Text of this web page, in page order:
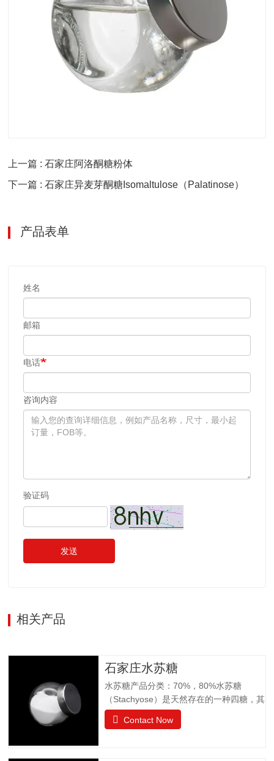
上一篇 : 石家庄阿洛酮糖粉体
下一篇 : 石家庄异麦芽酮糖Isomaltulose（Palatinose）
产品表单
姓名
邮箱
电话
咨询内容
验证码
发送
相关产品
石家庄水苏糖
水苏糖产品分类：70%，80%水苏糖
（Stachyose）是天然存在的一种四糖，其
结构有两个半乳糖、一个葡萄糖和一个果
糖组成。是一种非还原性功能低聚糖，水
Contact Now